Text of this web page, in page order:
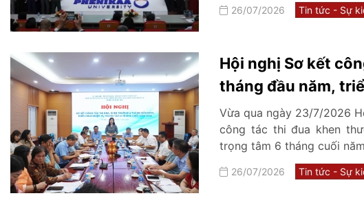
26/07/2026 Tin tức - Sự
Hội nghị Sơ kết
tháng đầu năm,
tháng cuối năm
Vừa qua ngày 23/7/2026
công tác thi đua khen
trọng tâm 6 tháng cuối
26/07/2026 Tin tức - Sự